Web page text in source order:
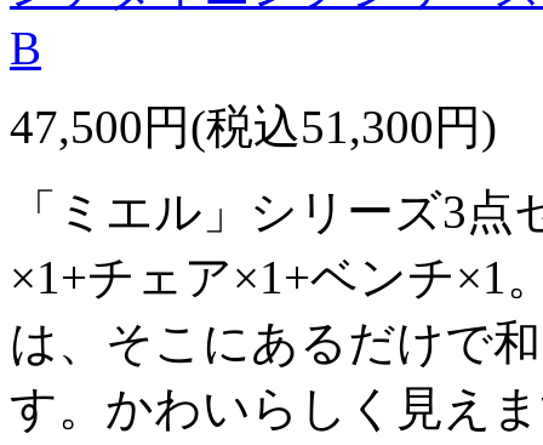
B
47,500円(税込51,300円)
「ミエル」シリーズ3
×1+チェア×1+ベンチ×1
は、そこにあるだけで
す。かわいらしく見え